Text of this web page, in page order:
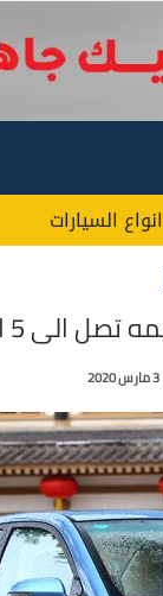
انواع السيارات
3 مارس 2020